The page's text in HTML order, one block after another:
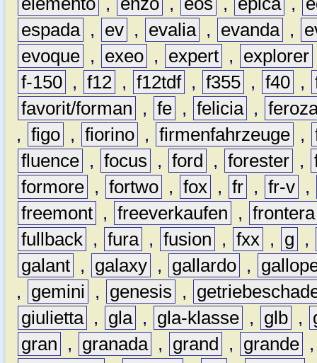
espada , ev , evalia , evanda ,
evoque , exeo , expert , explorer
f-150 , f12 , f12tdf , f355 , f40 ,
favorit/forman
, fe , felicia ,
, figo , fiorino , firmenfahrzeuge ,
fluence , focus , ford , forester ,
formore , fortwo , fox , fr , fr-v ,
freemont , freeverkaufen , frontera
fullback , fura , fusion , fxx , g
,
galant , galaxy , gallardo ,
,
gemini , genesis ,
giulietta , gla , gla-klasse , glb ,
gran
, granada , grand , grande